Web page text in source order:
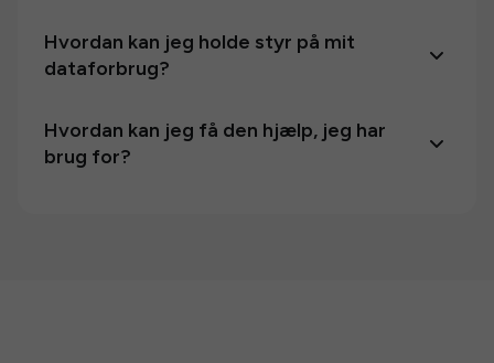
Hvordan kan jeg holde styr på mit
dataforbrug?
Hvordan kan jeg få den hjælp, jeg har
brug for?